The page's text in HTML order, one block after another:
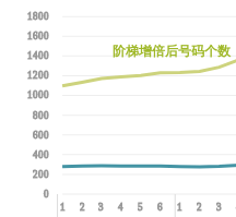
1 2 3 4 5 6 1 2 3
0
200
400
600
800
1000
1200
1400
1600
1800
阶梯增倍后号码个数